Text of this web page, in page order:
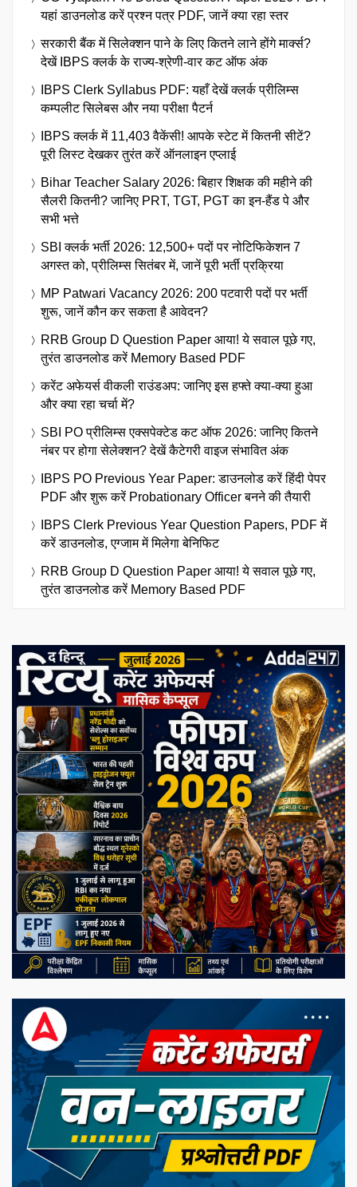
यहां डाउनलोड करें प्रश्न पत्र PDF, जानें क्या रहा स्तर
सरकारी बैंक में सिलेक्शन पाने के लिए कितने लाने होंगे मार्क्स?
देखें IBPS क्लर्क के राज्य-श्रेणी-वार कट ऑफ अंक
IBPS Clerk Syllabus PDF: यहाँ देखें क्लर्क प्रीलिम्स
कम्पलीट सिलेबस और नया परीक्षा पैटर्न
IBPS क्लर्क में 11,403 वैकेंसी! आपके स्टेट में कितनी सीटें?
पूरी लिस्ट देखकर तुरंत करें ऑनलाइन एप्लाई
Bihar Teacher Salary 2026: बिहार शिक्षक की महीने की
सैलरी कितनी? जानिए PRT, TGT, PGT का इन-हैंड पे और
सभी भत्ते
SBI क्लर्क भर्ती 2026: 12,500+ पदों पर नोटिफिकेशन 7
अगस्त को, प्रीलिम्स सितंबर में, जानें पूरी भर्ती प्रक्रिया
MP Patwari Vacancy 2026: 200 पटवारी पदों पर भर्ती
शुरू, जानें कौन कर सकता है आवेदन?
RRB Group D Question Paper आया! ये सवाल पूछे गए,
तुरंत डाउनलोड करें Memory Based PDF
करेंट अफेयर्स वीकली राउंडअप: जानिए इस हफ्ते क्या-क्या हुआ
और क्या रहा चर्चा में?
SBI PO प्रीलिम्स एक्सपेक्टेड कट ऑफ 2026: जानिए कितने
नंबर पर होगा सेलेक्शन? देखें कैटेगरी वाइज संभावित अंक
IBPS PO Previous Year Paper: डाउनलोड करें हिंदी पेपर
PDF और शुरू करें Probationary Officer बनने की तैयारी
IBPS Clerk Previous Year Question Papers, PDF में
करें डाउनलोड, एग्जाम में मिलेगा बेनिफिट
RRB Group D Question Paper आया! ये सवाल पूछे गए,
तुरंत डाउनलोड करें Memory Based PDF